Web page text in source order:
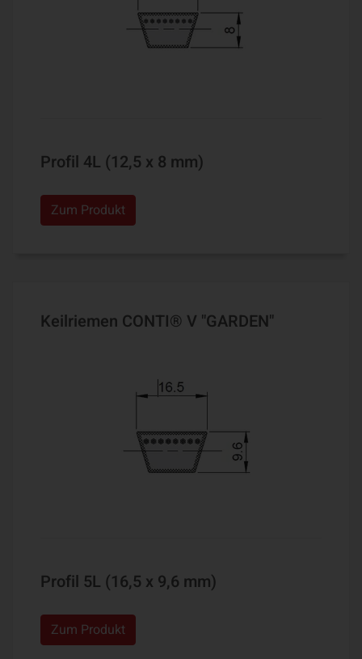
Profil 4L (12,5 x 8 mm)
Zum Produkt
Keilriemen CONTI® V "GARDEN"
Profil 5L (16,5 x 9,6 mm)
Zum Produkt